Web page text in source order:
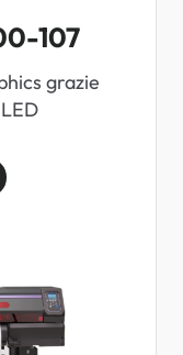
107
grazie